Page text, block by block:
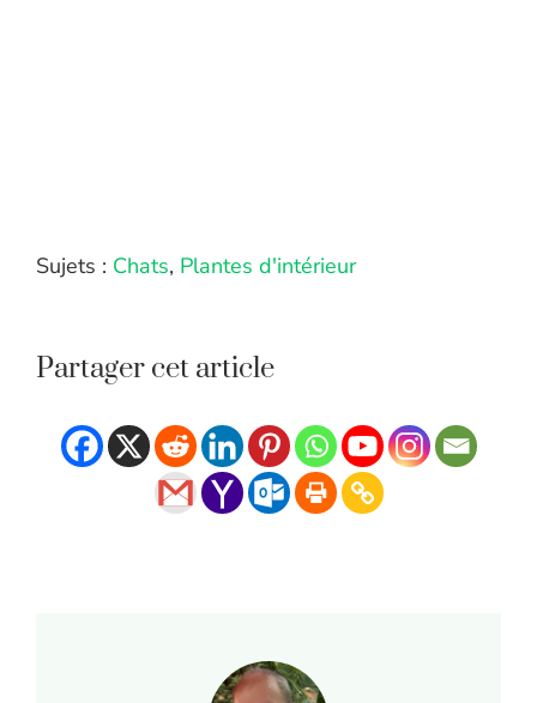
Sujets : Chats, Plantes d'intérieur
Partager cet article